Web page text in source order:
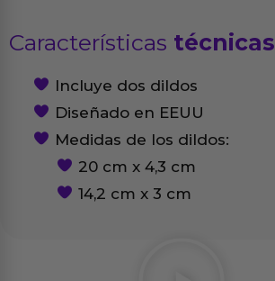
Características técnicas
Incluye dos dildos
Diseñado en EEUU
Medidas de los dildos:
20 cm x 4,3 cm
14,2 cm x 3 cm